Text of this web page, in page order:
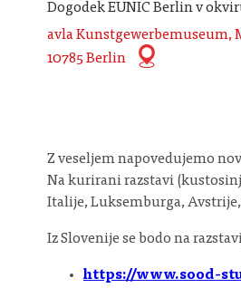
Dogodek EUNIC Berlin v
avla Kunstgewerbemuseum,
10785 Berlin
Z veseljem napovedujemo
Na kurirani razstavi
Italije, Luksemburga,
Iz Slovenije se bodo na
https://www.sood-